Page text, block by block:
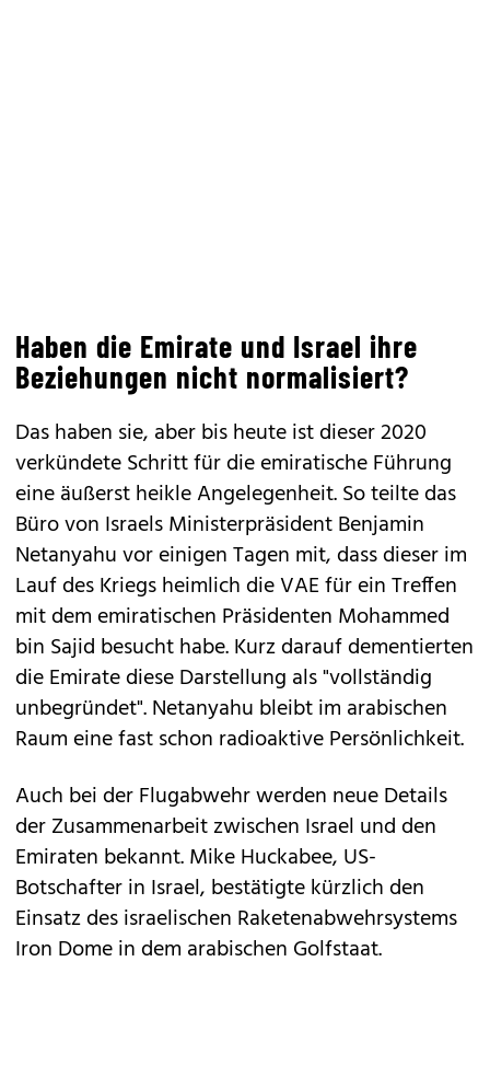
Haben die Emirate und Israel ihre
Beziehungen nicht normalisiert?
Das haben sie, aber bis heute ist dieser 2020
verkündete Schritt für die emiratische Führung
eine äußerst heikle Angelegenheit. So teilte das
Büro von Israels Ministerpräsident Benjamin
Netanyahu vor einigen Tagen mit, dass dieser im
Lauf des Kriegs heimlich die VAE für ein Treffen
mit dem emiratischen Präsidenten Mohammed
bin Sajid besucht habe. Kurz darauf dementierten
die Emirate diese Darstellung als "vollständig
unbegründet". Netanyahu bleibt im arabischen
Raum eine fast schon radioaktive Persönlichkeit.
Auch bei der Flugabwehr werden neue Details
der Zusammenarbeit zwischen Israel und den
Emiraten bekannt. Mike Huckabee, US-
Botschafter in Israel, bestätigte kürzlich den
Einsatz des israelischen Raketenabwehrsystems
Iron Dome in dem arabischen Golfstaat.